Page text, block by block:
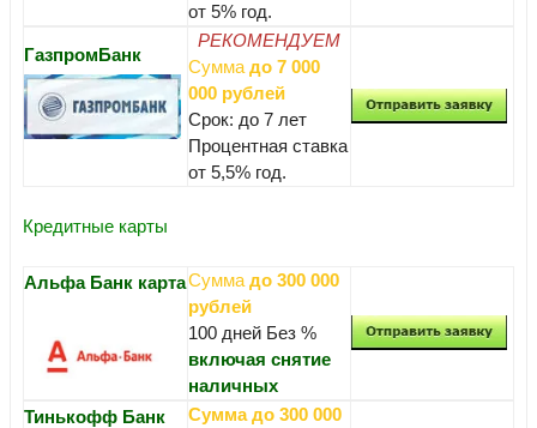
от 5% год.
ГазпромБанк
РЕКОМЕНДУЕМ
Сумма до 7 000
000 рублей
Срок: до 7 лет
Процентная ставка
от 5,5% год.
Кредитные карты
Альфа Банк картаСумма до 300 000
рублей
100 дней Без %
включая снятие
наличных
Тинькофф Банк
Сумма до 300 000